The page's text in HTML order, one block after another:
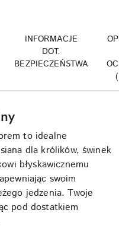
INFORMACJE
DOT.
BEZPIECZEŃSTWA
to idealne
dla królików, świnek
błyskawicznemu
swoim
jedzenia. Twoje
pod dostatkiem